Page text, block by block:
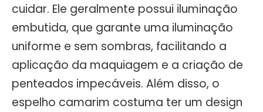
cuidar. Ele geralmente possui iluminação
embutida, que garante uma iluminação
uniforme e sem sombras, facilitando a
aplicação da maquiagem e a criação de
penteados impecáveis. Além disso, o
espelho camarim costuma ter um design